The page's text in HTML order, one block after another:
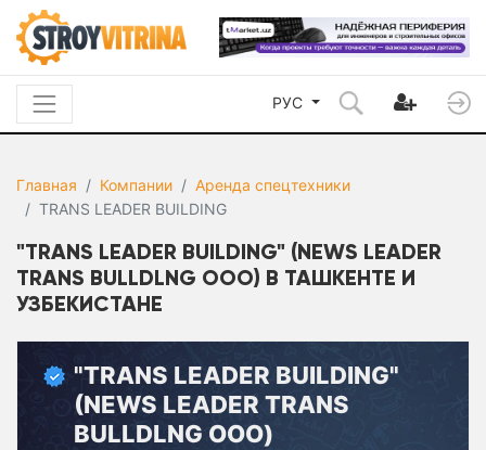
РУС
Главная Компании
Аренда спецтехники
TRANS LEADER BUILDING
"TRANS LEADER BUILDING" (NEWS LEADER
TRANS BULLDLNG ООО) В ТАШКЕНТЕ И
УЗБЕКИСТАНЕ
"TRANS LEADER BUILDING"
(NEWS LEADER TRANS
BULLDLNG ООО)